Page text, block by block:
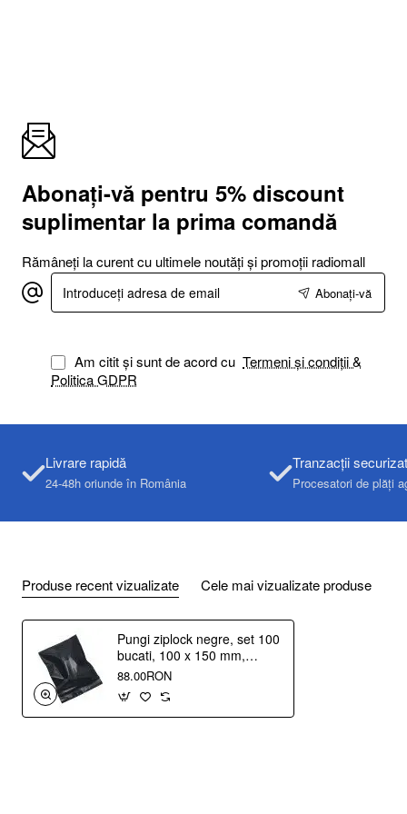
Abonați-vă pentru 5% discount
suplimentar la prima comandă
Rămâneți la curent cu ultimele noutăți și promoții radiomall
Introduceți
adresa
de
Abonați-vă
Am citit și sunt de acord cu Termeni și condiții &
Politica GDPR
Livrare rapidă
24-48h oriunde în România
Tranzacții
Procesatori de plăți
Produse recent vizualizate Cele mai vizualizate produse
Pungi ziplock negre, set 100
bucati, 100 x 150 mm,
resigilabile, waterproof
88.00RON